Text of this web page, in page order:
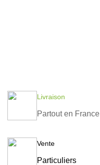
Livraison
Partout en France
Vente
Particuliers